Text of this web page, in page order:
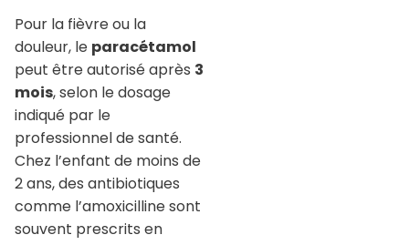
Pour la fièvre ou la
douleur, le paracétamol
peut être autorisé après 3
mois, selon le dosage
indiqué par le
professionnel de santé.
Chez l’enfant de moins de
2 ans, des antibiotiques
comme l’amoxicilline sont
souvent prescrits en